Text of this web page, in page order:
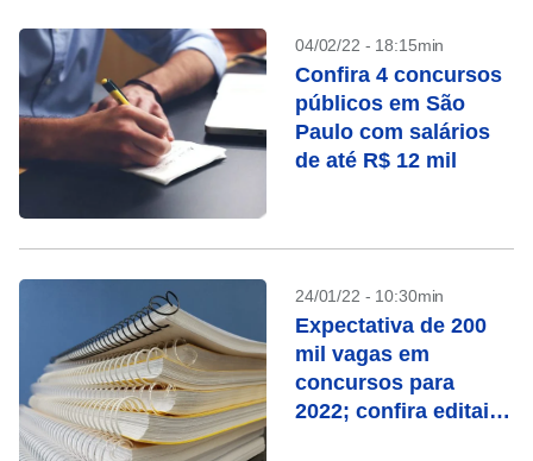
04/02/22 - 18:15min
Confira 4 concursos
públicos em São
Paulo com salários
de até R$ 12 mil
24/01/22 - 10:30min
Expectativa de 200
mil vagas em
concursos para
2022; confira editais